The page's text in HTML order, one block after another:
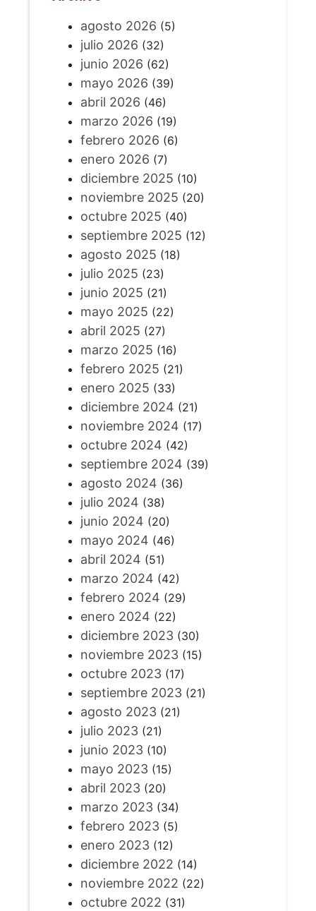
agosto 2026 (5)
julio 2026 (32)
junio 2026 (62)
mayo 2026 (39)
abril 2026 (46)
marzo 2026 (19)
febrero 2026 (6)
enero 2026 (7)
diciembre 2025 (10)
noviembre 2025 (20)
octubre 2025 (40)
septiembre 2025 (12)
agosto 2025 (18)
julio 2025 (23)
junio 2025 (21)
mayo 2025 (22)
abril 2025 (27)
marzo 2025 (16)
febrero 2025 (21)
enero 2025 (33)
diciembre 2024 (21)
noviembre 2024 (17)
octubre 2024 (42)
septiembre 2024 (39)
agosto 2024 (36)
julio 2024 (38)
junio 2024 (20)
mayo 2024 (46)
abril 2024 (51)
marzo 2024 (42)
febrero 2024 (29)
enero 2024 (22)
diciembre 2023(30)
noviembre 2023(15)
octubre 2023(17)
septiembre 2023(21)
agosto 2023(21)
julio 2023(21)
junio 2023(10)
mayo 2023(15)
abril 2023(20)
marzo 2023(34)
febrero 2023(5)
enero 2023(12)
diciembre 2022 (14)
noviembre 2022 (22)
octubre 2022 (31)